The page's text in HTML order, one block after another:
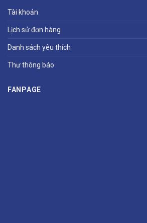
Tài khoản
Lịch sử đơn hàng
Danh sách yêu thích
Thư thông báo
FANPAGE